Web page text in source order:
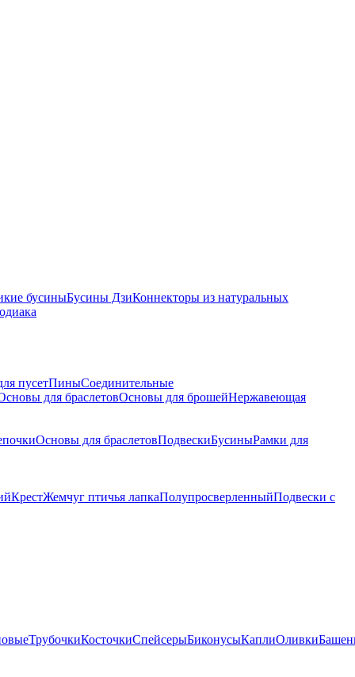
бусиныБусины ДзиКоннекторы из натуральных
пусетПиныСоединительные
для браслетовОсновы для брошейНержавеющая
Основы для браслетовПодвескиБусиныРамки для
КрестЖемчуг птичья лапкаПолупросверленныйПодвески с
ТрубочкиКосточкиСпейсерыБиконусыКаплиОливки